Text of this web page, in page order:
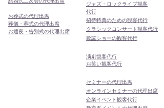
お葬式の代理出席
葬儀・葬式の代理出席
お通夜・告別式の代理出席
ジャズ・ロックライブ観客
代行
招待特典のための観客代行
クラシックコンサート観客代行
歌謡ショーの観客代行
演劇観客代行
お笑い観客代行
セミナーの代理出席
オンラインセミナーの代理出席
企業イベント観客代行